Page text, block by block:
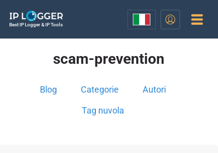
Best IP Logger & IP Tools
scam-prevention
Blog Categorie Autori
Tag nuvola